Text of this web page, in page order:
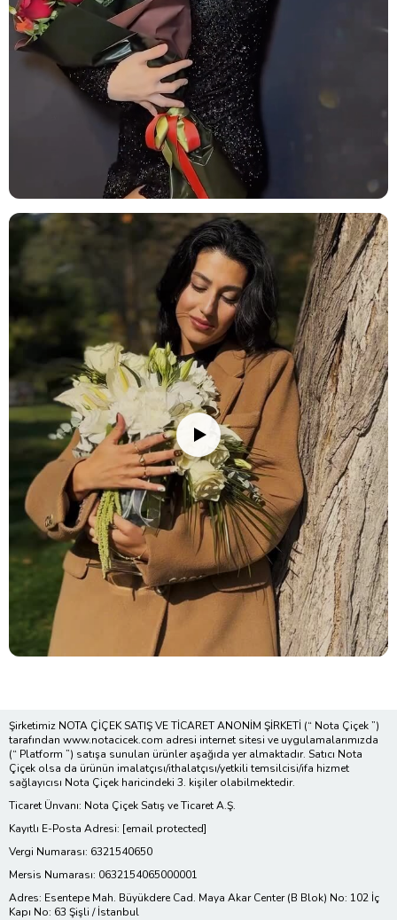
Şirketimiz NOTA ÇİÇEK SATIŞ VE TİCARET ANONİM ŞİRKETİ (“ Nota Çiçek ”)
tarafından www.notacicek.com adresi internet sitesi ve uygulamalarımızda
(“ Platform ”) satışa sunulan ürünler aşağıda yer almaktadır. Satıcı Nota
Çiçek olsa da ürünün imalatçısı/ithalatçısı/yetkili temsilcisi/ifa hizmet
sağlayıcısı Nota Çiçek haricindeki 3. kişiler olabilmektedir.
Ticaret Ünvanı: Nota Çiçek Satış ve Ticaret A.Ş.
Kayıtlı E-Posta Adresi: [email protected]
Vergi Numarası: 6321540650
Mersis Numarası: 0632154065000001
Adres: Esentepe Mah. Büyükdere Cad. Maya Akar Center (B Blok) No: 102 İç
Kapı No: 63 Şişli / İstanbul